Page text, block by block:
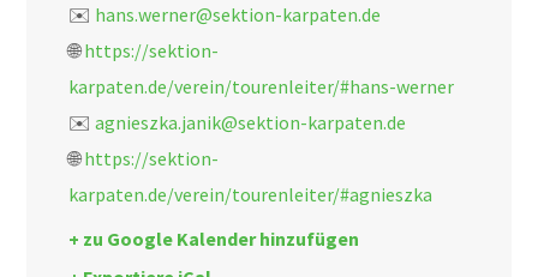
✉️ hans.werner@sektion-karpaten.de
🌐https://sektion-
karpaten.de/verein/tourenleiter/#hans-werner
✉️agnieszka.janik@sektion-karpaten.de
🌐https://sektion-
karpaten.de/verein/tourenleiter/#agnieszka
+ zu Google Kalender hinzufügen